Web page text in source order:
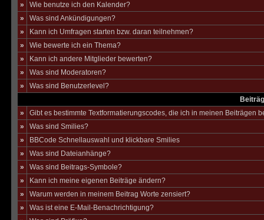
»
Wie benutze ich den Kalender?
»
Was sind Ankündigungen?
»
Kann ich Umfragen starten bzw. daran teilnehmen?
»
Wie bewerte ich ein Thema?
»
Kann ich andere Mitglieder bewerten?
»
Was sind Moderatoren?
»
Was sind Benutzerlevel?
»
Gibt es bestimmte Textformatierungscodes, die ich in meinen Beiträgen
»
Was sind Smilies?
»
BBCode Schnellauswahl und klickbare Smilies
»
Was sind Dateianhänge?
»
Was sind Beitrags-Symbole?
»
Kann ich meine eigenen Beiträge ändern?
»
Warum werden in meinem Beitrag Worte zensiert?
»
Was ist eine E-Mail-Benachrichtigung?